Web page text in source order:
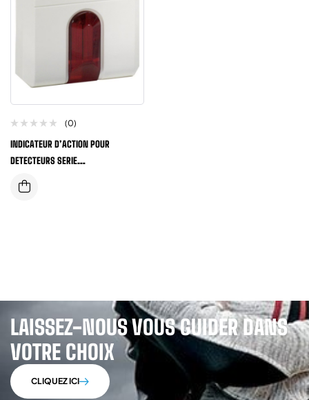
(0)
INDICATEUR D’ACTION POUR
DETECTEURS SERIE
2000/3000/ECO1000/IQ8QUAD ET
ES DETECT
LAISSEZ-NOUS VOUS GUIDER DANS
VOTRE CHOIX
CLIQUEZ ICI